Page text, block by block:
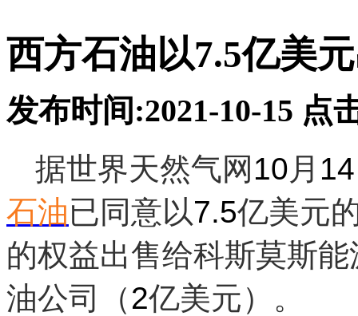
西方石油以7.5亿美
发布时间:2021-10-15 点
据世界天然气网 10月 14
石油已同意以7.5亿美元
的权益出售给科斯莫斯能
油公司（2亿美元）。